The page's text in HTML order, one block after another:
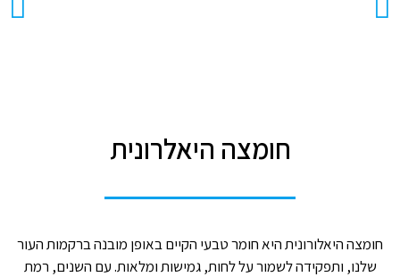
חומצה היאלרונית
חומצה היאלורונית היא חומר טבעי הקיים באופן מובנה ברקמות העור
שלנו, ותפקידה לשמור על לחות, גמישות ומלאות. עם השנים, רמת